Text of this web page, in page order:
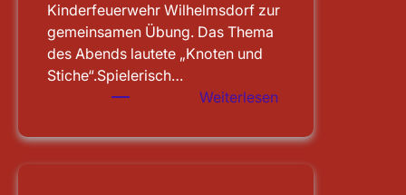
Kinderfeuerwehr Wilhelmsdorf zur
gemeinsamen Übung. Das Thema
des Abends lautete „Knoten und
Stiche“.Spielerisch…
Weiterlesen
der